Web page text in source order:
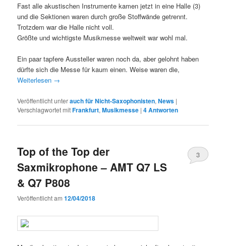
Fast alle akustischen Instrumente kamen jetzt in eine Halle (3)
und die Sektionen waren durch große Stoffwände getrennt.
Trotzdem war die Halle nicht voll.
Größte und wichtigste Musikmesse weltweit war wohl mal.
Ein paar tapfere Aussteller waren noch da, aber gelohnt haben
dürfte sich die Messe für kaum einen. Weise waren die,
Weiterlesen →
Veröffentlicht unterauch für Nicht-Saxophonisten,News |
Verschlagwortet mitFrankfurt,Musikmesse |4Antworten
Top of the Top der
Saxmikrophone – AMT Q7 LS
& Q7 P808
Veröffentlicht am12/04/2018
3